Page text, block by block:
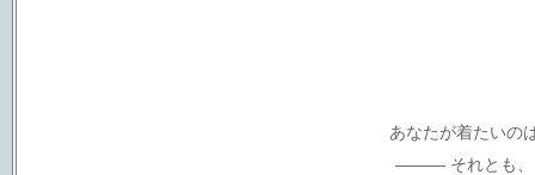
あなたが着たいの
――― それとも、